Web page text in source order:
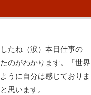
たね（涙）本日仕事の
のがわかります。「世界
うに自分は感じておりま
思います。